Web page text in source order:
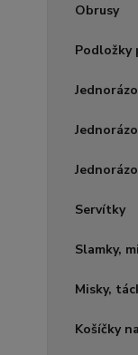
Obrusy
Servítky
Slamky,
Misky,
Košíčky